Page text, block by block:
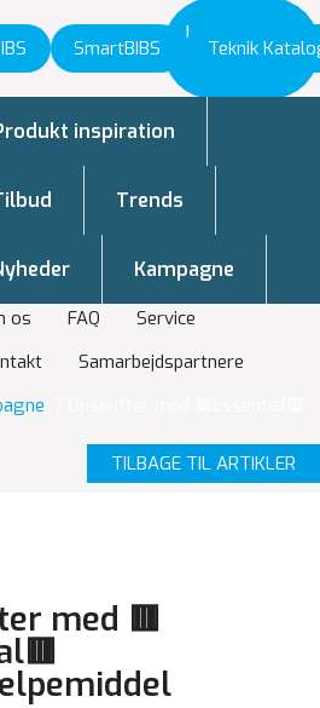
SmartBIBS Teknik
Inspiration
til vækst
os FAQ
Service
Samarbejdspartnere
inspiration
Trends
Kampagne
TILBAGE TIL ARTIKLER
med 🟥